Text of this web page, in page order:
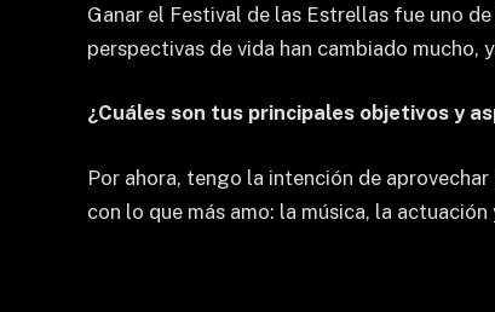
Ganar el Festival de las Estrellas fue uno
perspectivas de vida han cambiado mucho,
¿Cuáles son tus principales objetivos y
Por ahora, tengo la intención de
con lo que más amo: la música, la